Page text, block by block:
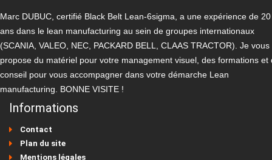
Marc DUBUC, certifié Black Belt Lean-6sigma, a une expérience de 20
ans dans le lean manufacturing au sein de groupes internationaux
(SCANIA, VALEO, NEC, PACKARD BELL, CLAAS TRACTOR). Je vous
propose du matériel pour votre management visuel, des formations et
conseil pour vous accompagner dans votre démarche Lean
manufacturing. BONNE VISITE !
Informations
Contact
Plan du site
Mentions légales